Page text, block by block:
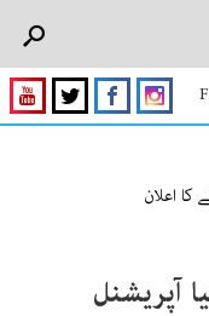
کا اعلان
آپریشنل